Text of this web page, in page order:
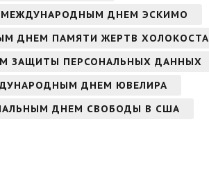
МЕЖДУНАРОДНЫМ ДНЕМ ЭСКИМО
ДНЕМ ПАМЯТИ ЖЕРТВ ХОЛОКОСТА
ЗАЩИТЫ ПЕРСОНАЛЬНЫХ ДАННЫХ
ДНЕМ ЮВЕЛИРА
ДНЕМ СВОБОДЫ В США